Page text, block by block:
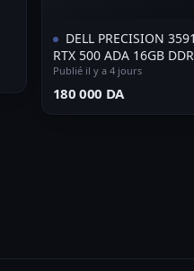
DELL PRECISION
RTX 500 ADA 16GB
ÉCRAN 16" FHD
Publié il y a 4 jours
⁦180 000 DA⁩